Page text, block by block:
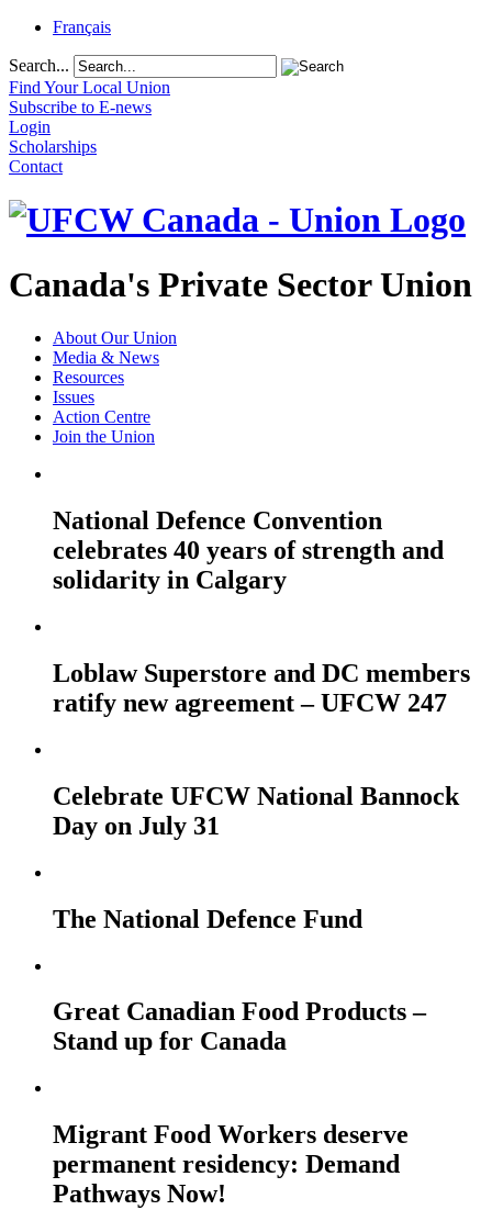
Français
Search...
Find Your Local Union
Subscribe to E-news
Login
Scholarships
Contact
Canada's Private Sector Union
About Our Union
Media & News
Resources
Issues
Action Centre
Join the Union
National Defence Convention
celebrates 40 years of strength and
solidarity in Calgary
Loblaw Superstore and DC members
ratify new agreement – UFCW 247
Celebrate UFCW National Bannock
Day on July 31
The National Defence Fund
Great Canadian Food Products –
Stand up for Canada
Migrant Food Workers deserve
permanent residency: Demand
Pathways Now!